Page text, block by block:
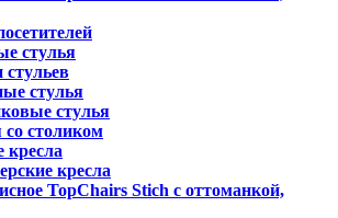
стулья
стулья
стулья
со столиком
кресла
кресла